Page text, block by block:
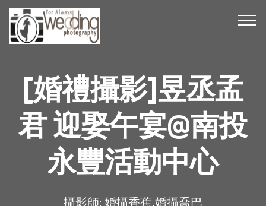
[婚禮攝影]昱丞孟
君 迎娶午宴@南投
永豐活動中心
攝影師: 婚攝香蕉,婚攝喬巴